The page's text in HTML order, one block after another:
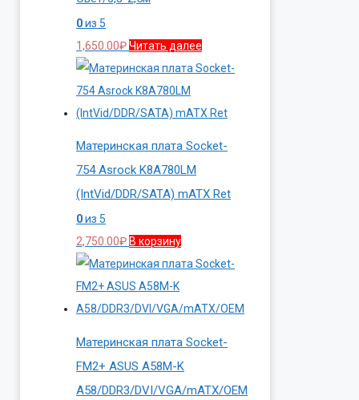
0из 5
1,650.00₽Читать далее
Материнская плата Socket-
754 Asrock K8A780LM
(IntVid/DDR/SATA) mATX Ret
0из 5
2,750.00₽ В корзину
Материнская плата Socket-
FM2+ ASUS A58M-K
A58/DDR3/DVI/VGA/mATX/OEM